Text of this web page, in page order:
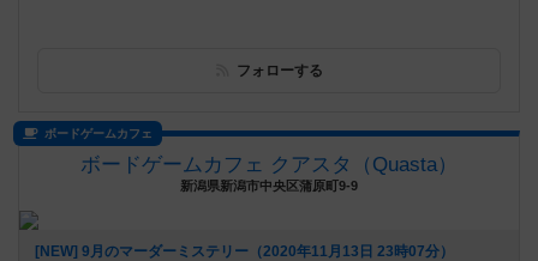
フォローする
ボードゲームカフェ
ボードゲームカフェ クアスタ（Quasta）
新潟県新潟市中央区蒲原町9-9
[NEW] 9月のマーダーミステリー（2020年11月13日 23時07分）